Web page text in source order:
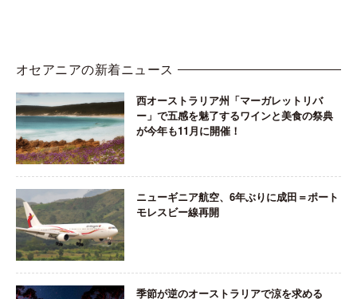
オセアニアの新着ニュース
西オーストラリア州「マーガレットリバ
ー」で五感を魅了するワインと美食の祭典
が今年も11月に開催！
ニューギニア航空、6年ぶりに成田＝ポート
モレスビー線再開
季節が逆のオーストラリアで涼を求める